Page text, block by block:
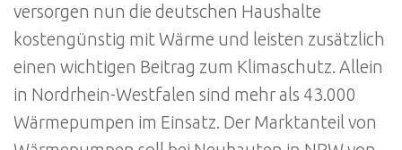
versorgen nun die deutschen Haushalte
kostengünstig mit Wärme und leisten zusätzlich
einen wichtigen Beitrag zum Klimaschutz. Allein
in Nordrhein-Westfalen sind mehr als 43.000
Wärmepumpen im Einsatz. Der Marktanteil von